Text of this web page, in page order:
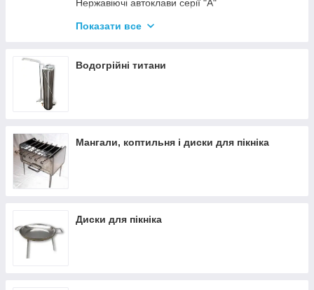
Нержавіючі автоклави серії "А"
Промислові автоклави
Комплектуючі для автоклавів
Показати все
Водогрійні титани
Мангали, коптильня і диски для пікніка
Диски для пікніка